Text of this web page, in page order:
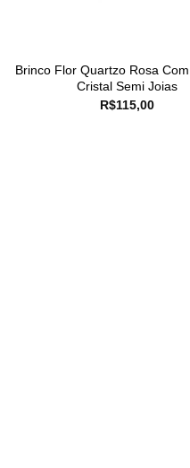
Brinco Flor Quartzo Rosa
Cristal Semi Joias
R$115,00